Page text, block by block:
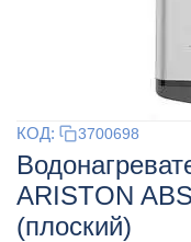
КОД: 3700698
ARISTON
(плоский)